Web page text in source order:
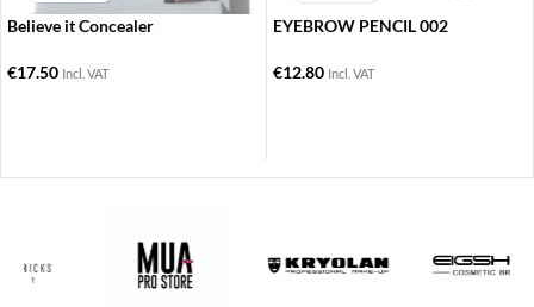
Believe it Concealer
€17.50 Incl. VAT
EYEBROW PENCIL 002
€12.80 Incl. VAT